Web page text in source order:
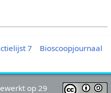
7
Bioscoopjournaal
op 29